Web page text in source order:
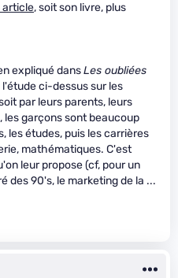
article, soit son livre, plus
expliqué dansLes oubliées
l'étude ci-dessus sur les
par leurs parents, leurs
les garçons sont beaucoup
les études, puis les carrières
mathématiques. C'est
leur propose (cf, pour un
des 90's, le marketing de la ...